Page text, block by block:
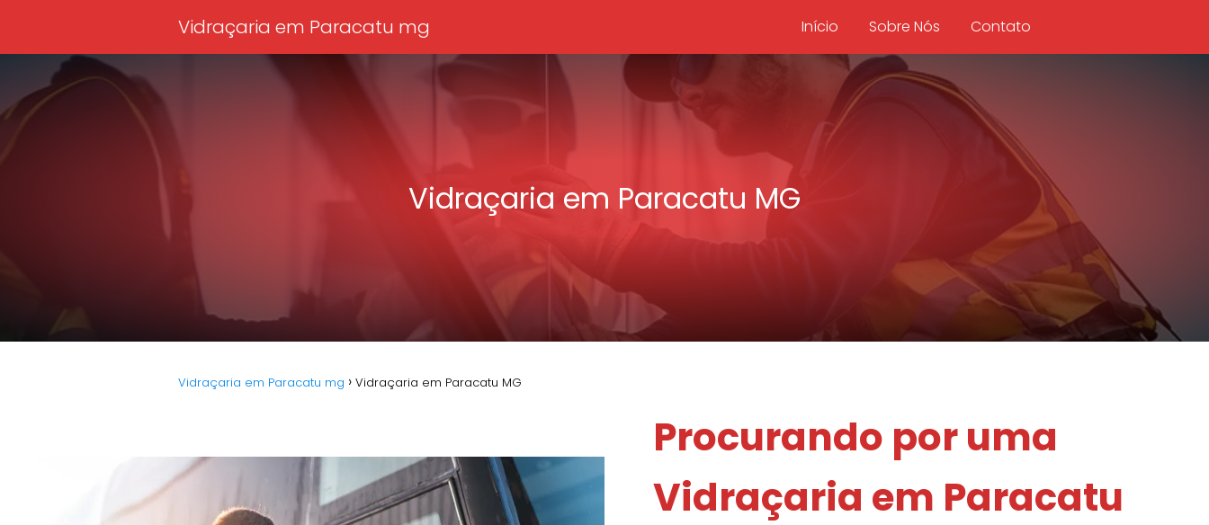
Vidraçaria em Paracatu mg​ Início Sobre Nós Contato
Vidraçaria em Paracatu MG​
Vidraçaria em Paracatu mg​ Vidraçaria em Paracatu MG​
Procurando por uma
Vidraçaria em Paracatu